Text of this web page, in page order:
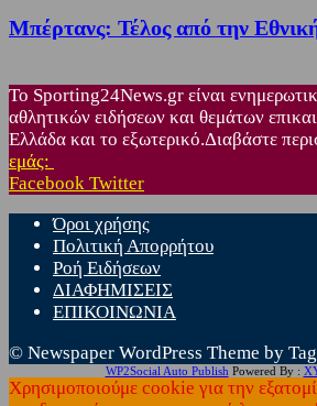
Μπέρτανς: Τέλος από την
Το Sporting24News.gr είναι
αθλητικών ειδήσεων και θεμάτων
Ελλάδα και το εξωτερικό.Διαβάστε
εμάς:
Facebook Twitter
Όροι χρήσης
Πολιτική Απορρήτου
Ροή Ειδήσεων
ΔΙΑΦΗΜΙΣΕΙΣ
ΕΠΙΚΟΙΝΩΝΙΑ
© Newspaper WordPress Theme by
WP2Social Auto Publish Powered By :
Χρησιμοποιούμε cookie για την